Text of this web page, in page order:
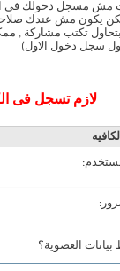
مش مسجل دخولك فى
يكون مش عندك
بتحاول تكتب مشاركة ,
سجل دخول الاول)
لازم تسجل فى
بيانات العضوية؟